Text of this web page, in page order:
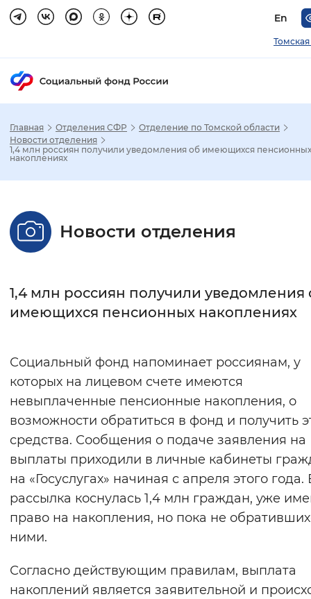
En
Стандартный Увеличенный
Без засечек С засечками
Нормальный Увеличенный
Цвет сайта
Монохромный Инверсивный
Синий фон
Изображения
Включены Выключены
Воспроизвести Остановить
Главная Отделения СФР
Отделение по Томской области
Новости отделения
1,4 млн россиян получили уведомления об имеющихся пенсионных
накоплениях
Новости отделения
1,4 млн россиян получили уведомления
имеющихся пенсионных накоплениях
Социальный фонд напоминает россиянам, у
которых на лицевом счете имеются
невыплаченные пенсионные накопления, о
возможности обратиться в фонд и получить
средства. Сообщения о подаче заявления на
выплаты приходили в личные кабинеты
на «Госуслугах» начиная с апреля этого года.
рассылка коснулась 1,4 млн граждан, уже
право на накопления, но пока не
ними.
Согласно действующим правилам, выплата
накоплений является заявительной и